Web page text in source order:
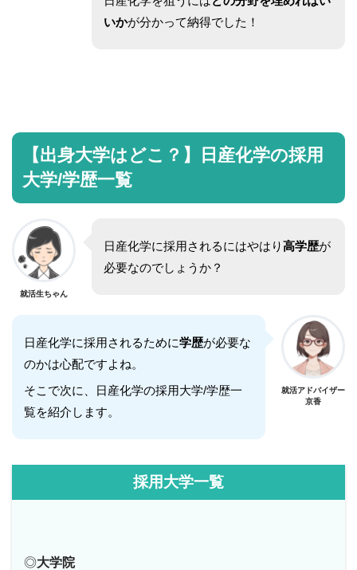
いかが分かって納得でした！
【出身大学はどこ？】日産化学の採用
大学/学歴一覧
就活生ちゃん
日産化学に採用されるにはやはり高学歴が
必要なのでしょうか？
日産化学に採用されるために学歴が必要な
のかは心配ですよね。
そこで次に、日産化学の採用大学/学歴一
覧を紹介します。
就活アドバイザー
京香
採用大学一覧
◎大学院